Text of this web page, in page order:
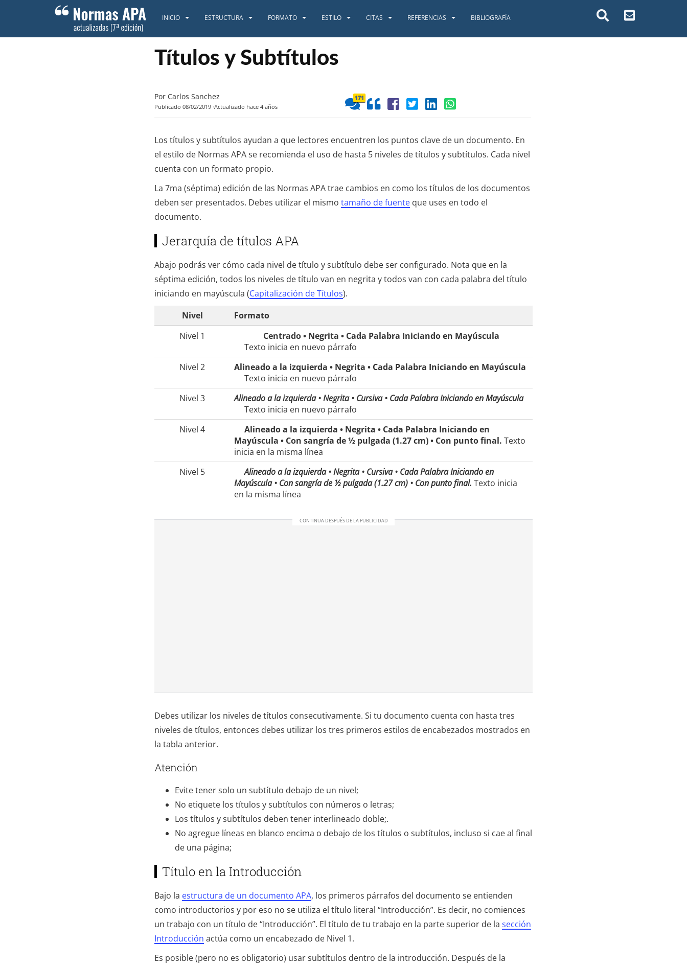
p
INICIO ESTRUCTURA FORMATO ESTILO CITAS REFERENCIAS BIBLIOGRAFÍA
Títulos y Subtítulos
Por Carlos Sanchez
Publicado 08/02/2019 Actualizado hace 4 años
171
Los títulos y subtítulos ayudan a que lectores encuentren los puntos clave de un documento. En
el estilo de Normas APA se recomienda el uso de hasta 5 niveles de títulos y subtítulos. Cada nivel
cuenta con un formato propio.
La 7ma (séptima) edición de las Normas APA trae cambios en como los títulos de los documentos
deben ser presentados. Debes utilizar el mismo tamaño de fuente que uses en todo el
documento.
Jerarquía de títulos APA
Abajo podrás ver cómo cada nivel de título y subtítulo debe ser configurado. Nota que en la
séptima edición, todos los niveles de título van en negrita y todos van con cada palabra del título
iniciando en mayúscula (Capitalización de Títulos).
Nivel
Formato
Nivel 1
Centrado • Negrita • Cada Palabra Iniciando en Mayúscula
Texto inicia en nuevo párrafo
Nivel 2
Alineado a la izquierda • Negrita • Cada Palabra Iniciando en Mayúscula
Texto inicia en nuevo párrafo
Nivel 3
Alineado a la izquierda • Negrita • Cursiva • Cada Palabra Iniciando en Mayúscula
Texto inicia en nuevo párrafo
Nivel 4
Alineado a la izquierda • Negrita • Cada Palabra Iniciando en
Mayúscula • Con sangría de ½ pulgada (1.27 cm) • Con punto final. Texto
inicia en la misma línea
Nivel 5
Alineado a la izquierda • Negrita • Cursiva • Cada Palabra Iniciando en
Mayúscula • Con sangría de ½ pulgada (1.27 cm) • Con punto final. Texto inicia
en la misma línea
Debes utilizar los niveles de títulos consecutivamente. Si tu documento cuenta con hasta tres
niveles de títulos, entonces debes utilizar los tres primeros estilos de encabezados mostrados en
la tabla anterior.
Atención
Evite tener solo un subtítulo debajo de un nivel;
No etiquete los títulos y subtítulos con números o letras;
Los títulos y subtítulos deben tener interlineado doble;.
No agregue líneas en blanco encima o debajo de los títulos o subtítulos, incluso si cae al final
de una página;
Título en la Introducción
Bajo la estructura de un documento APA, los primeros párrafos del documento se entienden
como introductorios y por eso no se utiliza el título literal “Introducción”. Es decir, no comiences
un trabajo con un título de “Introducción”. El título de tu trabajo en la parte superior de la sección
Introducción actúa como un encabezado de Nivel 1.
Es posible (pero no es obligatorio) usar subtítulos dentro de la introducción. Después de la